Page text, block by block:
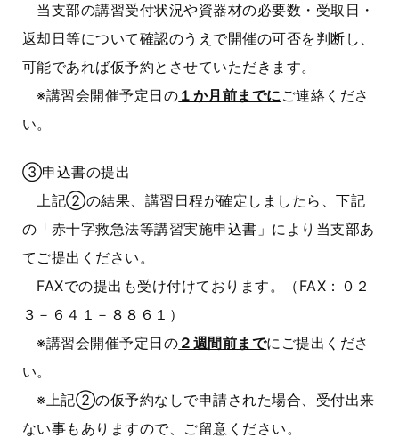
当支部の講習受付状況や資器材の必要数・受取日・
返却日等について確認のうえで開催の可否を判断し、
可能であれば仮予約とさせていただきます。
※講習会開催予定日の １か月前までに ご連絡くださ
い。
③申込書の提出
上記②の結果、講習日程が確定しましたら、下記
の「赤十字救急法等講習実施申込書」により当支部あ
てご提出ください。
FAXでの提出も受け付けております。（FAX：０２
３－６４１－８８６１）
※講習会開催予定日の ２週間前までにご提出くださ
い。
※上記②の仮予約なしで申請された場合、受付出来
ない事もありますので、ご留意ください。